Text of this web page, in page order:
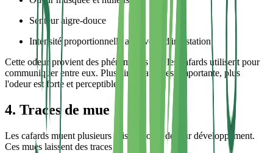
Senteur aigre-douce
Intensité proportionnelle au niveau d'infestation
Cette odeur provient des phéromones que les cafards utilisent pour
communiquer entre eux. Plus l'infestation est importante, plus
l'odeur est forte et perceptible.
4. Traces de mue
Les cafards muent plusieurs fois au cours de leur développement.
Ces mues laissent des traces :